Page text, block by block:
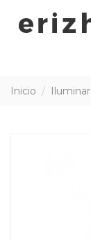
Inicio Iluminar